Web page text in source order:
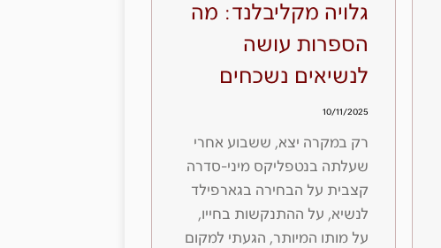
גלויה מקליבלנד: מה
הספרות עושה
לנשיאים נשכחים
10/11/2025
רק במקרה יצא, ששבוע אחרי
שעלתה בנטפליקס מיני-סדרה
קצבית על הבחירה בגארפילד
לנשיא, על ההתנקשות בחייו,
על מותו המיותר, הגעתי למקום